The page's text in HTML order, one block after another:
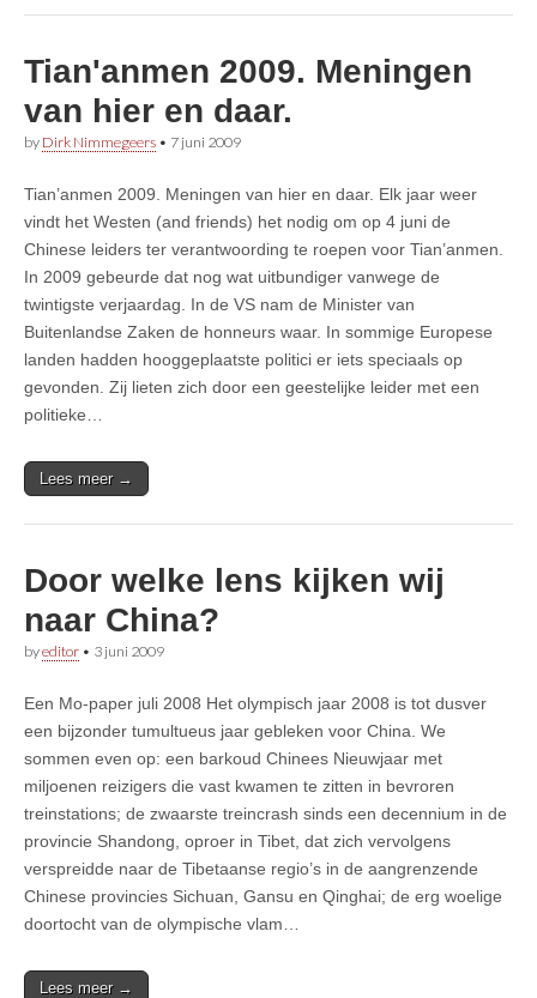
Tian'anmen 2009. Meningen
van hier en daar.
by Dirk Nimmegeers • 7 juni 2009
Tian’anmen 2009. Meningen van hier en daar. Elk jaar weer
vindt het Westen (and friends) het nodig om op 4 juni de
Chinese leiders ter verantwoording te roepen voor Tian’anmen.
In 2009 gebeurde dat nog wat uitbundiger vanwege de
twintigste verjaardag. In de VS nam de Minister van
Buitenlandse Zaken de honneurs waar. In sommige Europese
landen hadden hooggeplaatste politici er iets speciaals op
gevonden. Zij lieten zich door een geestelijke leider met een
politieke…
Lees meer →
Door welke lens kijken wij
naar China?
byeditor • 3 juni 2009
Een Mo-paper juli 2008 Het olympisch jaar 2008 is tot dusver
een bijzonder tumultueus jaar gebleken voor China. We
sommen even op: een barkoud Chinees Nieuwjaar met
miljoenen reizigers die vast kwamen te zitten in bevroren
treinstations; de zwaarste treincrash sinds een decennium in de
provincie Shandong, oproer in Tibet, dat zich vervolgens
verspreidde naar de Tibetaanse regio’s in de aangrenzende
Chinese provincies Sichuan, Gansu en Qinghai; de erg woelige
doortocht van de olympische vlam…
Lees meer →